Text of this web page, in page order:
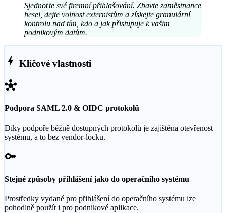
Sjednoťte své firemní přihlašování. Zbavte zaměstnance
hesel, dejte volnost externistům a získejte granulární
kontrolu nad tím, kdo a jak přistupuje k vašim
podnikovým datům.
bolt Klíčové vlastnosti
hub
Podpora SAML 2.0 & OIDC protokolů
Díky podpoře běžně dostupných protokolů je zajištěna otevřenost
systému, a to bez vendor-locku.
key
Stejné způsoby přihlášení jako do operačního systému
Prostředky vydané pro přihlášení do operačního systému lze
pohodlně použít i pro podnikové aplikace.